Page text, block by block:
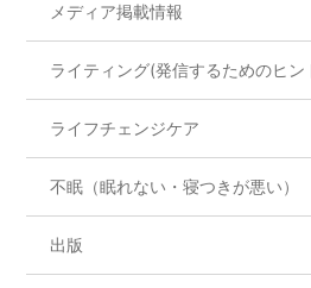
メディア掲載情報
ライティング(発信するためのヒン
ライフチェンジケア
不眠（眠れない・寝つきが悪い）
出版